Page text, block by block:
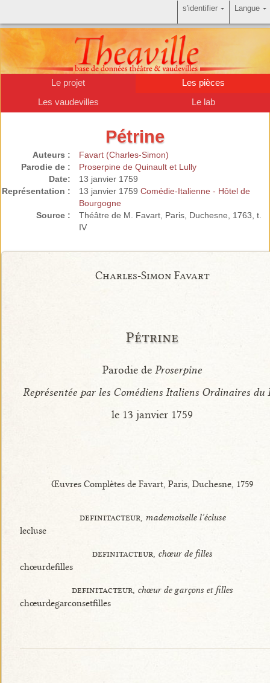
Le projet
Les pièces
Les vaudevilles
Le lab
Pétrine
Auteurs :
Favart (Charles-Simon)
Parodie de :
Proserpine de Quinault et Lully
Date:
13 janvier 1759
Représentation :
13 janvier 1759 Comédie-Italienne - Hôtel de
Bourgogne
Source :
Théâtre de M. Favart, Paris, Duchesne, 1763, t.
IV
Charles-Simon Favart
Pétrine
Parodie deProserpine
Représentée par les Comédiens Italiens Ordinaires du
le 13 janvier 1759
Œuvres Complètes de Favart, Paris, Duchesne, 1759
definitacteur, mademoiselle l’écluse
lecluse
definitacteur, chœur de filles
chœurdefilles
definitacteur, chœur de garçons et filles
chœurdegarconsetfilles
Langue
s'identifier